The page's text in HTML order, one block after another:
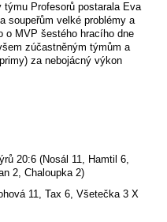
Profesorů postarala Eva
soupeřům velké problémy a
o MVP šestého hracího dne
zúčastněným týmům a
za nebojácný výkon
20:6 (Nosál 11, Hamtil 6,
2, Chaloupka 2)
11, Tax 6, Všetečka 3 X